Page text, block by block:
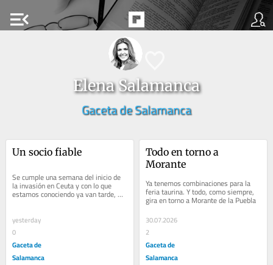
menu_open
Elena Salamanca
Gaceta de Salamanca
Un socio fiable
Se cumple una semana del inicio de
la invasión en Ceuta y con lo que
estamos conociendo ya van tarde,
una vez más, las dimisiones
yesterday
0
Gaceta de
Salamanca
Todo en torno a
Morante
Ya tenemos combinaciones para la
feria taurina. Y todo, como siempre,
gira en torno a Morante de la Puebla
30.07.2026
2
Gaceta de
Salamanca